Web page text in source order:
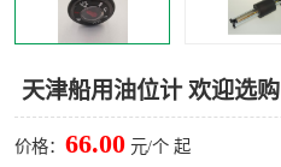
天津船用油位计 欢迎选购
价格： 66.00 元/个 起